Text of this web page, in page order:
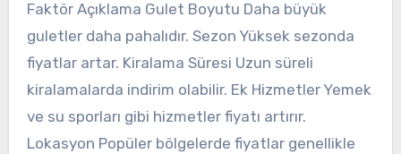
Faktör Açıklama Gulet Boyutu Daha büyük
guletler daha pahalıdır. Sezon Yüksek sezonda
fiyatlar artar. Kiralama Süresi Uzun süreli
kiralamalarda indirim olabilir. Ek Hizmetler Yemek
ve su sporları gibi hizmetler fiyatı artırır.
Lokasyon Popüler bölgelerde fiyatlar genellikle